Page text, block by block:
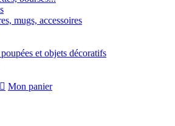
mugs, accessoires
et objets décoratifs
 Mon panier